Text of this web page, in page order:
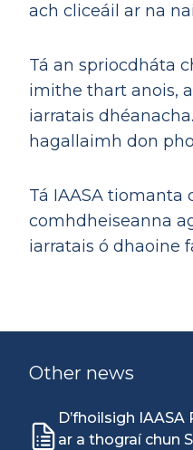
ach cliceáil ar na
Tá an spriocdháta
imithe thart anois,
iarratais
hagallaimh don
Tá IAASA tiomanta
comhdheiseanna
iarratais ó dhaoine
Other news
D’fhoilsigh
ar a thograí chun